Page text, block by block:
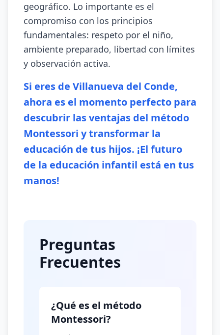
geográfico. Lo importante es el
compromiso con los principios
fundamentales: respeto por el niño,
ambiente preparado, libertad con límites
y observación activa.
Si eres de Villanueva del Conde,
ahora es el momento perfecto para
descubrir las ventajas del método
Montessori y transformar la
educación de tus hijos. ¡El futuro
de la educación infantil está en tus
manos!
Preguntas
Frecuentes
¿Qué es el método
Montessori?